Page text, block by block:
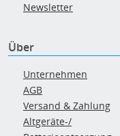
Newsletter
Über
Unternehmen
AGB
Versand & Zahlung
Altgeräte-/